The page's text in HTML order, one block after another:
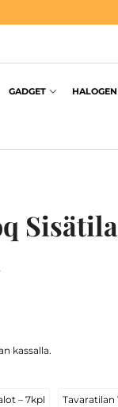
GADGET HALOGEN
kassalla.
– 7kpl Tavaratilan